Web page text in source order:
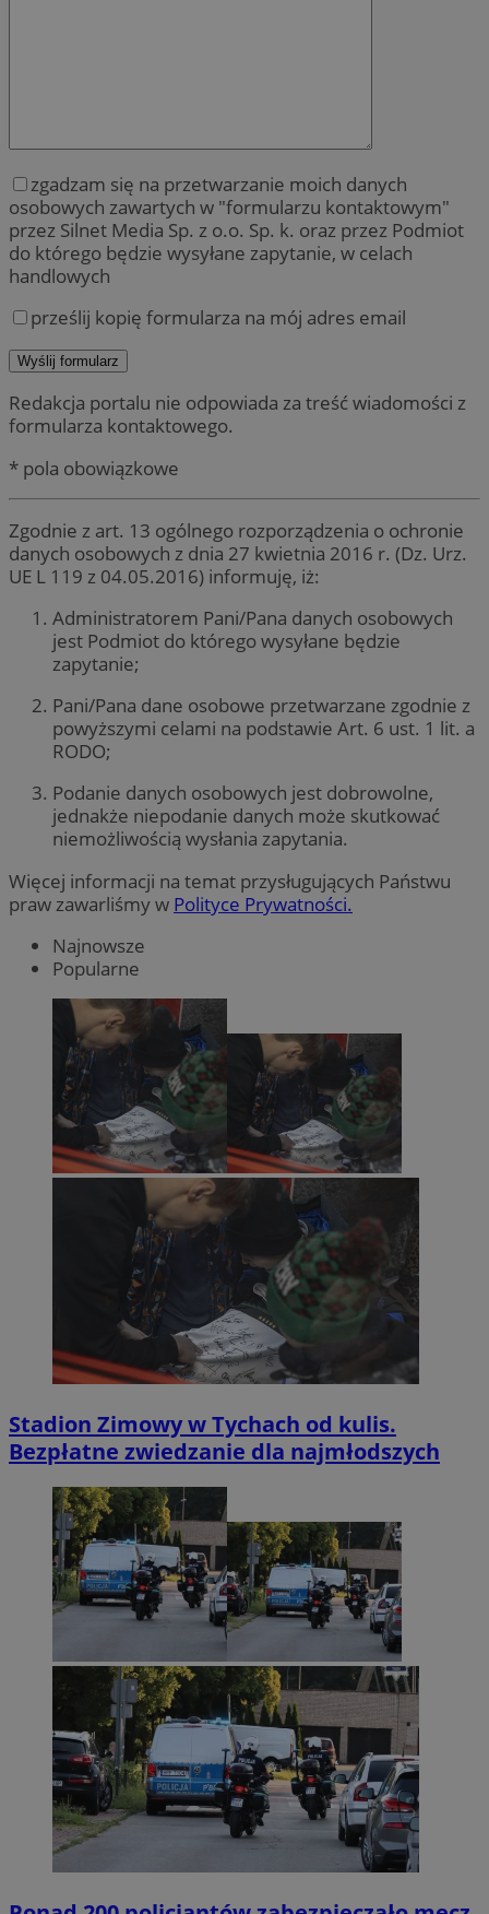
zgadzam się na przetwarzanie moich danych
osobowych zawartych w "formularzu kontaktowym"
przez Silnet Media Sp. z o.o. Sp. k. oraz przez Podmiot
do którego będzie wysyłane zapytanie, w celach
handlowych
prześlij kopię formularza na mój adres email
Redakcja portalu nie odpowiada za treść wiadomości z
formularza kontaktowego.
* pola obowiązkowe
Zgodnie z art. 13 ogólnego rozporządzenia o ochronie
danych osobowych z dnia 27 kwietnia 2016 r. (Dz. Urz.
UE L 119 z 04.05.2016) informuję, iż:
Administratorem Pani/Pana danych osobowych
jest Podmiot do którego wysyłane będzie
zapytanie;
Pani/Pana dane osobowe przetwarzane zgodnie z
powyższymi celami na podstawie Art. 6 ust. 1 lit. a
RODO;
Podanie danych osobowych jest dobrowolne,
jednakże niepodanie danych może skutkować
niemożliwością wysłania zapytania.
Więcej informacji na temat przysługujących Państwu
praw zawarliśmy w Polityce Prywatności.
Najnowsze
Popularne
Stadion Zimowy w Tychach od kulis.
Bezpłatne zwiedzanie dla najmłodszych